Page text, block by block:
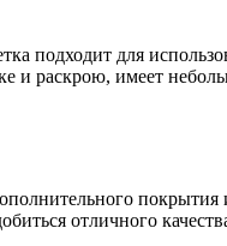
подходит для
и раскрою, имеет
покрытия
отличного